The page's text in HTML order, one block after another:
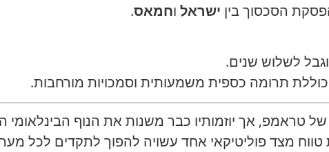
הסכסוך בין ישראל וחמאס.
לשלוש שנים.
תרומה כספית משמעותית וסמכויות מורחבות.
טראמפ, אך יוזמותיו כבר משנות את הנוף הבינלאומי
מצד פוליטיקאי אחד עשויה להפוך לתקדים לכל